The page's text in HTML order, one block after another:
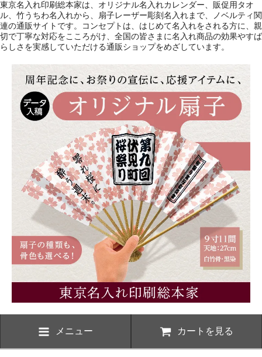
東京名入れ印刷総本家は、オリジナル名入れカレンダー、販促用タオ
ル、竹うちわ名入れから、扇子レーザー彫刻名入れまで、ノベルティ関
連の通販サイトです。コンセプトは、はじめて名入れをされる方に、親
切で丁寧な対応をこころがけ、全国の皆さまに名入れ商品の効果やすば
らしさを実感していただける通販ショップをめざしています。
メニュー カートを見る